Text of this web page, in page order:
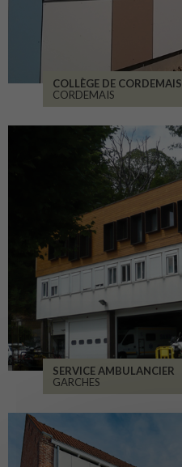
COLLÈGE DE CORDEMAIS
CORDEMAIS
SERVICE AMBULANCIER
GARCHES